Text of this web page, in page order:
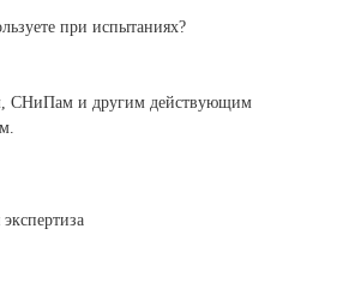
при испытаниях?
СНиПам и другим действующим